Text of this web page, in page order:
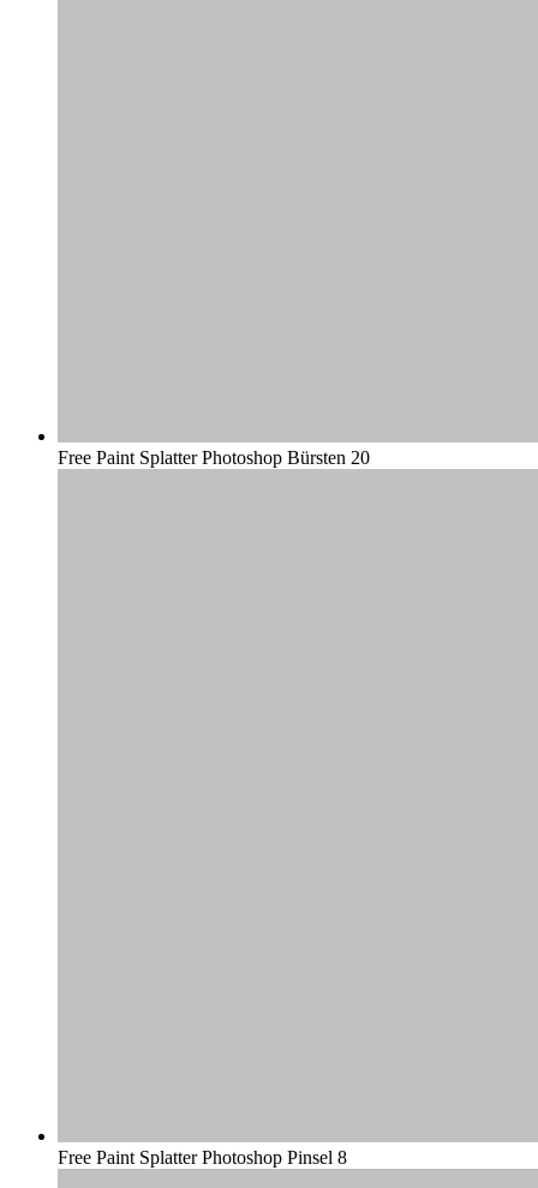
Free Paint Splatter Photoshop Bürsten 20
Free Paint Splatter Photoshop Pinsel 8